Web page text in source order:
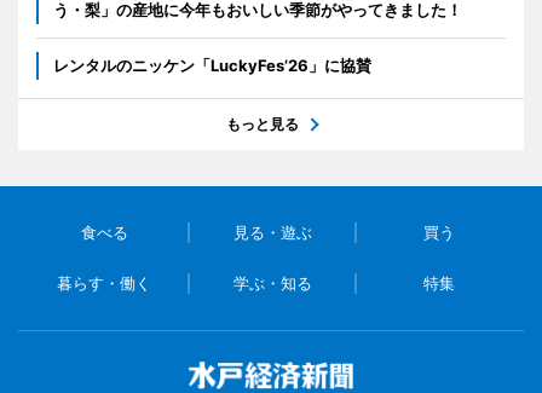
う・梨」の産地に今年もおいしい季節がやってきました！
レンタルのニッケン「LuckyFes’26」に協賛
もっと見る
食べる 見る・遊ぶ 買う
暮らす・働く 学ぶ・知る 特集